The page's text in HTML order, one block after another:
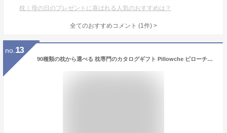
枕｜母の日のプレゼントに喜ばれる人気のおすすめは？
全てのおすすめコメント (1件) >
no. 13
90種類の枕から選べる 枕専門のカタログギフト Pillowche ピローチェ 10,000円コース 内祝い 出産祝い 結婚祝い など贈り物に最適